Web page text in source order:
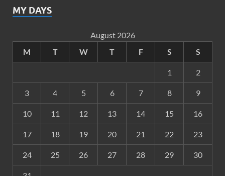
MY DAYS
August 2026
M
T W T F S S
1 2
3 4 5 6 7 8 9
10 11 12 13 14 15 16
17 18 19 20 21 22 23
24 25 26 27 28 29 30